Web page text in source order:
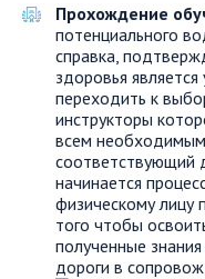
Прохождение
потенциального
справка,
здоровья
переходить к
инструкторы
всем
соответствующий
начинается
физическому лицу
того чтобы
полученные
дороги в